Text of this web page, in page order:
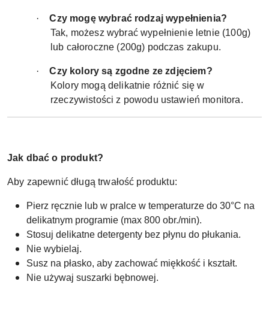
·
Czy mogę wybrać rodzaj wypełnienia?
Tak, możesz wybrać wypełnienie letnie (100g)
lub całoroczne (200g) podczas zakupu.
·
Czy kolory są zgodne ze zdjęciem?
Kolory mogą delikatnie różnić się w
rzeczywistości z powodu ustawień monitora.
Jak dbać o produkt?
Aby zapewnić długą trwałość produktu:
Pierz ręcznie lub w pralce w temperaturze do 30°C na
delikatnym programie (max 800 obr./min).
Stosuj delikatne detergenty bez płynu do płukania.
Nie wybielaj.
Susz na płasko, aby zachować miękkość i kształt.
Nie używaj suszarki bębnowej.